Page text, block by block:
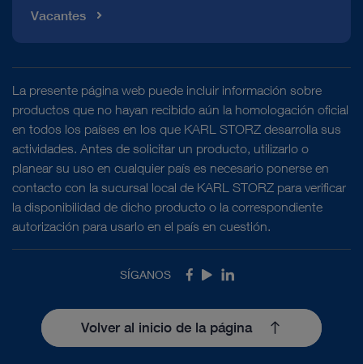
Vacantes
La presente página web puede incluir información sobre
productos que no hayan recibido aún la homologación oficial
en todos los países en los que KARL STORZ desarrolla sus
actividades. Antes de solicitar un producto, utilizarlo o
planear su uso en cualquier país es necesario ponerse en
contacto con la sucursal local de KARL STORZ para verificar
la disponibilidad de dicho producto o la correspondiente
autorización para usarlo en el país en cuestión.
SÍGANOS Facebook
YoutubeLinkedIn
Volver al inicio de la página